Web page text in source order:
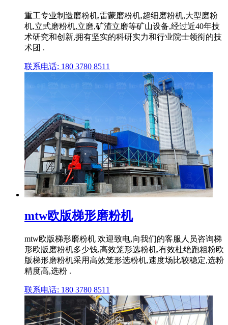
重工专业制造磨粉机,雷蒙磨粉机,超细磨粉机,大型磨粉
机,立式磨粉机,立磨,矿渣立磨等矿山设备,经过近40年技
术研究和创新,拥有坚实的科研实力和行业院士领衔的技
术团 .
联系电话: 180 3780 8511
mtw欧版梯形磨粉机
mtw欧版梯形磨粉机 欢迎致电,向我们的客服人员咨询梯
形欧版磨粉机多少钱,高效笼形选粉机,有效杜绝跑粗粉欧
版梯形磨粉机采用高效笼形选粉机,速度场比较稳定,选粉
精度高,选粉 .
联系电话: 180 3780 8511